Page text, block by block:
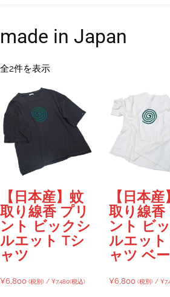
made in Japan
全2件を表示新
い
順
【日本産】蚊
取り線香 プリ
ント ビックシ
ルエット Tシ
ャツ
¥6,800 (税別) / ¥7,480(税込)
【日本
取り線香
ント ビ
ルエット
ャツ ベ
¥6,800 (税別) / ¥